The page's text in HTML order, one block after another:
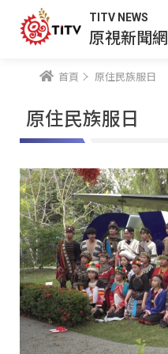
TITV NEWS
原視新聞網
首頁 原住民族服日
原住民族服日